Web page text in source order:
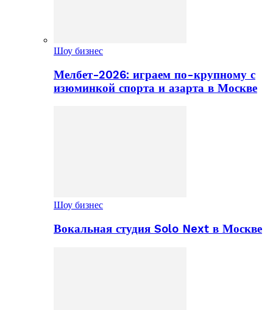
Шоу бизнес
Мелбет-2026: играем по-крупному с
изюминкой спорта и азарта в Москве
Шоу бизнес
Вокальная студия Solo Next в Москве